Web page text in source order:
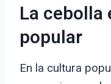
La cebolla
popular
En la cultura